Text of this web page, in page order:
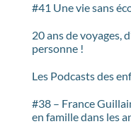
#41 Une vie sans
20 ans de voyages,
personne !
Les Podcasts des
#38 – France
en famille dans les